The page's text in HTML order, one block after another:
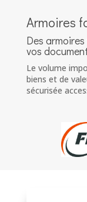
Armoires
Des
vos
Le volume
biens et de
sécurisée